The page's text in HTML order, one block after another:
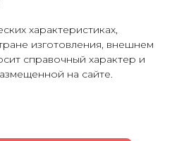
характеристиках,
изготовления, внешнем
справочный характер и
на сайте.